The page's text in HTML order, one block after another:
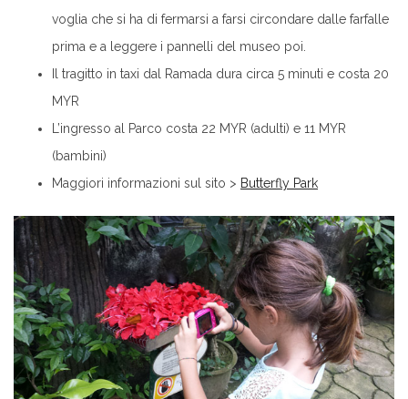
voglia che si ha di fermarsi a farsi circondare dalle farfalle
prima e a leggere i pannelli del museo poi.
Il tragitto in taxi dal Ramada dura circa 5 minuti e costa 20
MYR
L’ingresso al Parco costa 22 MYR (adulti) e 11 MYR
(bambini)
Maggiori informazioni sul sito > Butterfly Park